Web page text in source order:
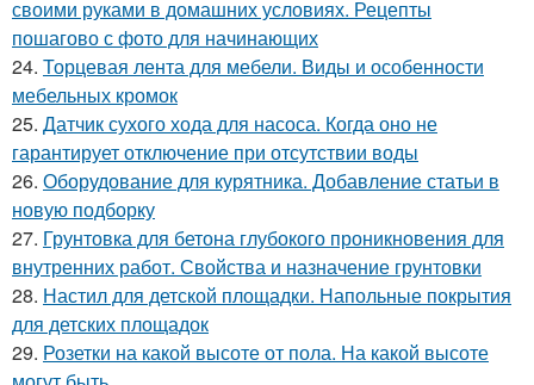
своими руками в домашних условиях. Рецепты
пошагово с фото для начинающих
24. Торцевая лента для мебели. Виды и особенности
мебельных кромок
25. Датчик сухого хода для насоса. Когда оно не
гарантирует отключение при отсутствии воды
26. Оборудование для курятника. Добавление статьи в
новую подборку
27. Грунтовка для бетона глубокого проникновения для
внутренних работ. Свойства и назначение грунтовки
28. Настил для детской площадки. Напольные покрытия
для детских площадок
29. Розетки на какой высоте от пола. На какой высоте